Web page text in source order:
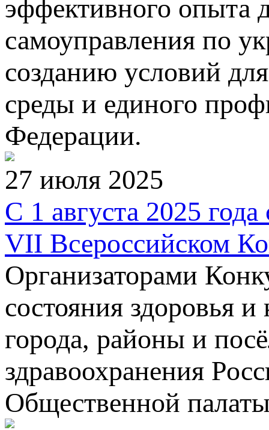
эффективного опыта
самоуправления по
созданию условий
среды и единого
Федерации.
27 июля 2025
С 1 августа 2025
VII Всероссийском
Организаторами
состояния здоровья
города, районы и
здравоохранения
Общественной